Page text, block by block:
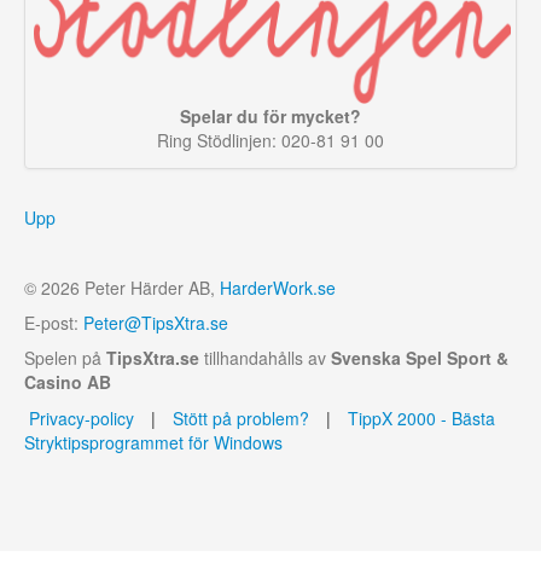
Spelar du för mycket?
Ring Stödlinjen: 020-81 91 00
Upp
© 2026 Peter Härder AB, HarderWork.se
E-post: Peter@TipsXtra.se
Spelen på TipsXtra.se tillhandahålls av Svenska Spel Sport &
Casino AB
Privacy-policy
| Stött på problem? |
TippX 2000 - Bästa
Stryktipsprogrammet för Windows